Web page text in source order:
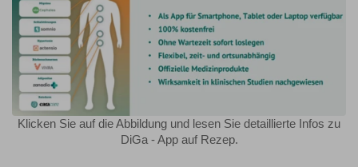
Klicken Sie auf die Abbildung und lesen Sie detaillierte Infos zu
DiGa - App auf Rezep.